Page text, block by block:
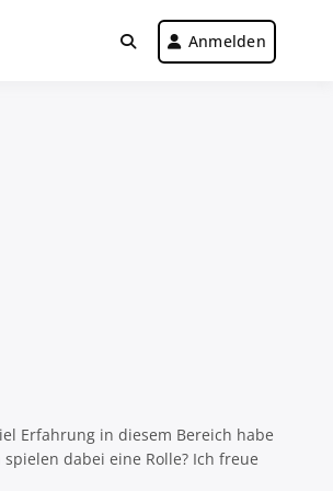
Anmelden
Erfahrung in diesem Bereich habe
dabei eine Rolle? Ich freue